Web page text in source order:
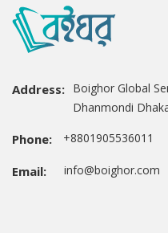
Address: Boighor Global
Dhanmondi
Phone: +8801905536011
Email: info@boighor.com